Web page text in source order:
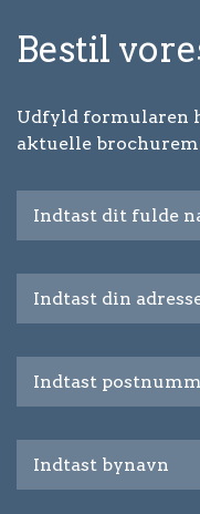
Bestil
Udfyld formularen
aktuelle